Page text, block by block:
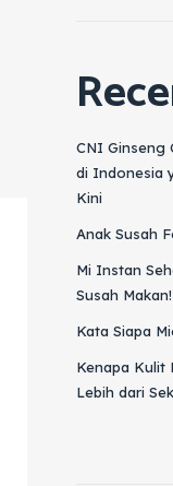
CNI Ginseng
di Indonesia
Kini
Anak Susah
Mi Instan
Susah Makan!
Kata Siapa
Kenapa Kulit
Lebih dari